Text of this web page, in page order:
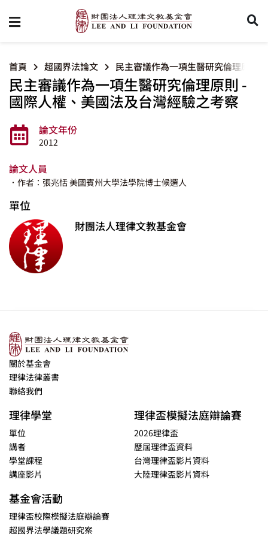
首頁 超國界法論文 民主審議作為一項生醫研究倫理原則
民主審議作為一項生醫研究倫理原則 -
國際人權、美國法及台灣經驗之考察
論文年份
2012
論文人員
．作者：張兆恬 美國賓州大學法學院博士候選人
單位
財團法人理律文教基金會
關於基金會
理律法律叢書
聯絡我們
理律學堂
單位
講者
學堂課程
講座影片
理律盃模擬法庭辯論賽
2026理律盃
歷屆理律盃資料
台灣理律盃影片資料
大陸理律盃影片資料
基金會活動
理律盃校際模擬法庭辯論賽
超國界法學議題研究案